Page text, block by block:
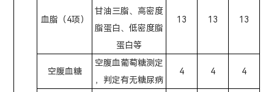
血脂（4项）
甘油三脂、高密度
脂蛋白、低密度脂
蛋白等
13 13 13
空腹血糖
空腹血葡萄糖测定
，判定有无糖尿病
4 4 4